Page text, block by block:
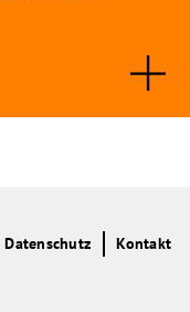
Datenschutz Kontakt